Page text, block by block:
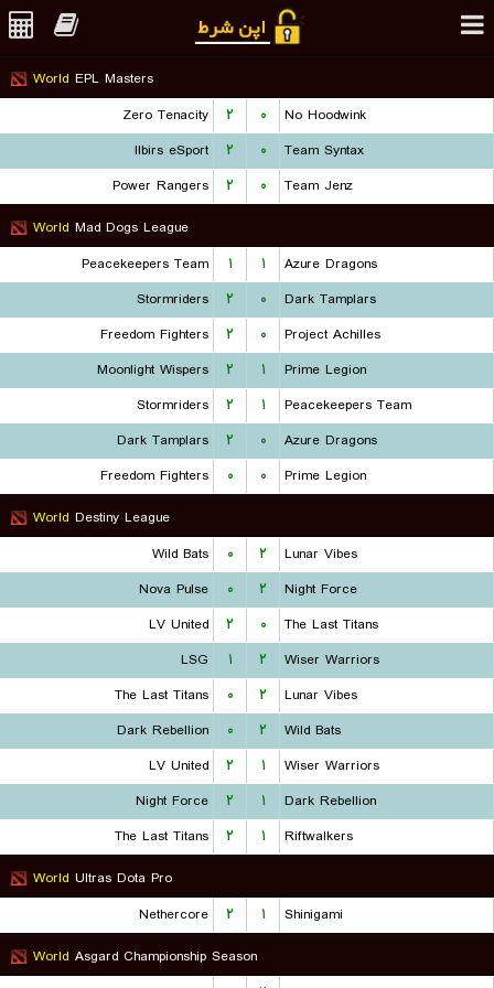
World EPL Masters
Zero Tenacity
۲ ۰
No Hoodwink
Ilbirs eSport
۲ ۰
Team Syntax
Power Rangers
۲ ۰
Team Jenz
World Mad Dogs League
Peacekeepers Team
۱ ۱
Azure Dragons
Stormriders
۲ ۰
Dark Tamplars
Freedom Fighters
۲ ۰
Project Achilles
Moonlight Wispers
۲ ۱
Prime Legion
Stormriders
۲ ۱
Peacekeepers Team
Dark Tamplars
۲ ۰
Azure Dragons
Freedom Fighters
۰ ۰
Prime Legion
World Destiny League
Wild Bats
۰ ۲
Lunar Vibes
Nova Pulse
۰ ۲
Night Force
LV United
۲ ۰
The Last Titans
LSG
۱ ۲
Wiser Warriors
The Last Titans
۰ ۲
Lunar Vibes
Dark Rebellion
۰ ۲
Wild Bats
LV United
۲ ۱
Wiser Warriors
Night Force
۲ ۱
Dark Rebellion
The Last Titans
۲ ۱
Riftwalkers
World Ultras Dota Pro
Nethercore
۲ ۱
Shinigami
World Asgard Championship Season